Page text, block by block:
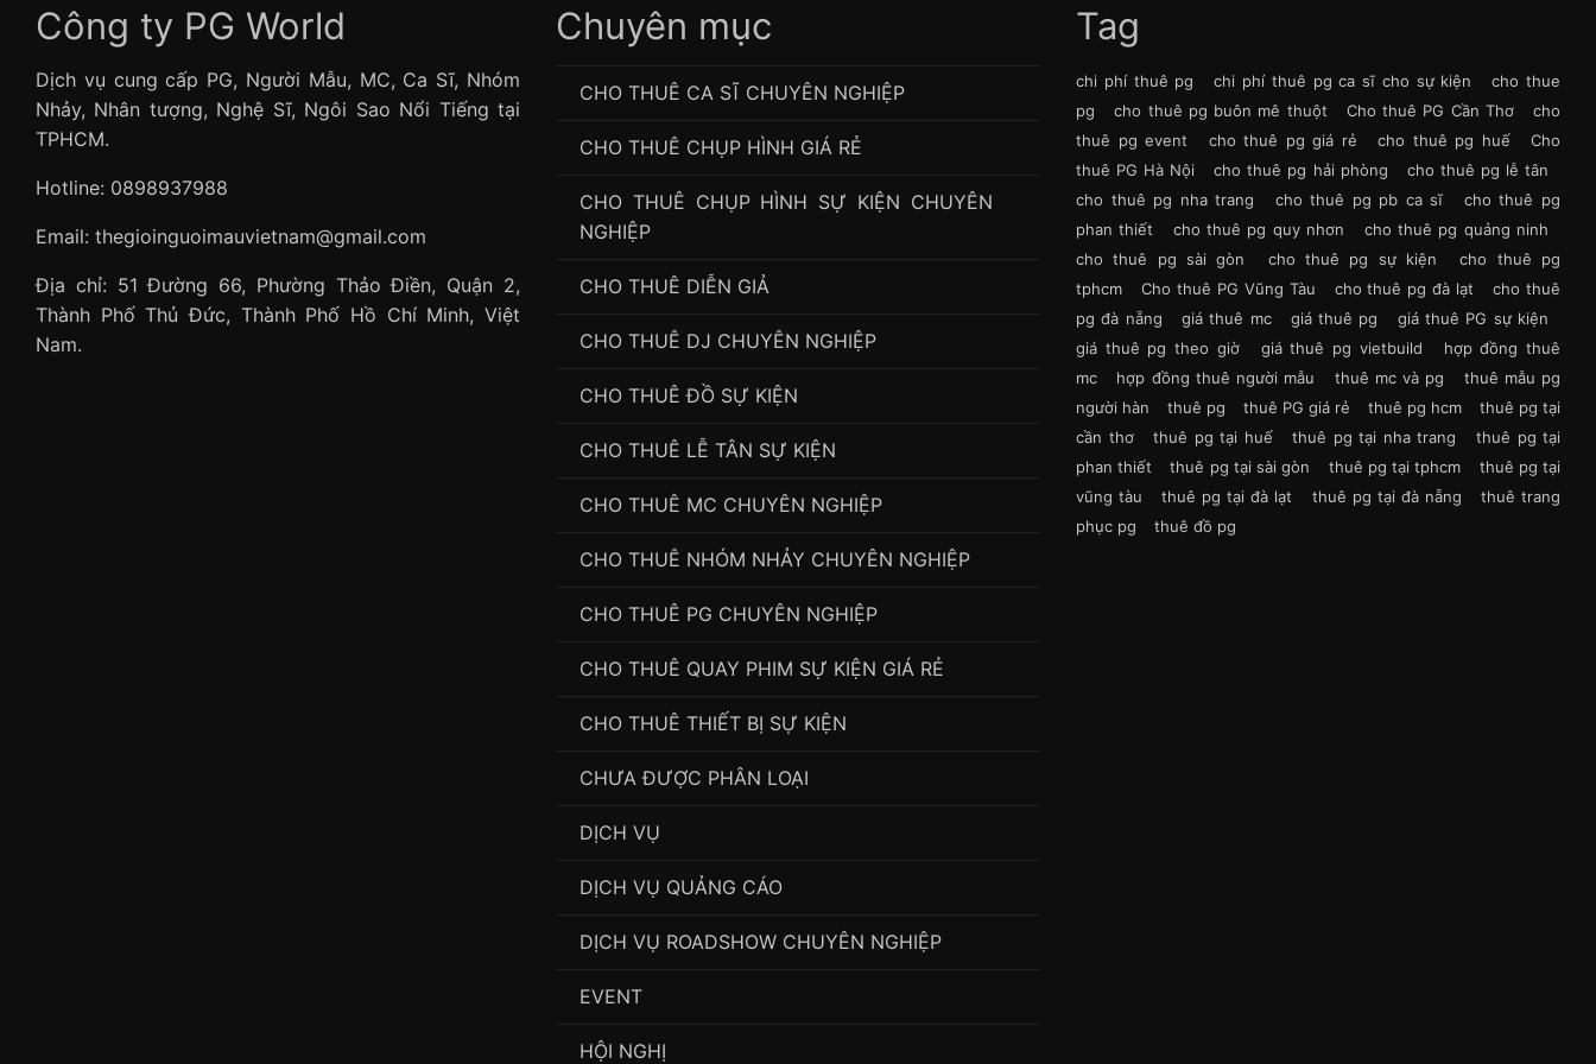
Công ty PG World
Dịch vụ cung cấp PG, Người Mẫu, MC, Ca Sĩ, Nhóm
Nhảy, Nhân tượng, Nghệ Sĩ, Ngôi Sao Nổi Tiếng tại
TPHCM.
Hotline: 0898937988
Email: thegioinguoimauvietnam@gmail.com
Địa chỉ: 51 Đường 66, Phường Thảo Điền, Quận 2,
Thành Phố Thủ Đức, Thành Phố Hồ Chí Minh, Việt
Nam.
Chuyên mục
CHO THUÊ CA SĨ CHUYÊN NGHIỆP
CHO THUÊ CHỤP HÌNH GIÁ RẺ
CHO THUÊ CHỤP HÌNH SỰ KIỆN CHUYÊN
NGHIỆP
CHO THUÊ DIỄN GIẢ
CHO THUÊ DJ CHUYÊN NGHIỆP
CHO THUÊ ĐỒ SỰ KIỆN
CHO THUÊ LỄ TÂN SỰ KIỆN
CHO THUÊ MC CHUYÊN NGHIỆP
CHO THUÊ NHÓM NHẢY CHUYÊN NGHIỆP
CHO THUÊ PG CHUYÊN NGHIỆP
CHO THUÊ QUAY PHIM SỰ KIỆN GIÁ RẺ
CHO THUÊ THIẾT BỊ SỰ KIỆN
CHƯA ĐƯỢC PHÂN LOẠI
DỊCH VỤ
DỊCH VỤ QUẢNG CÁO
DỊCH VỤ ROADSHOW CHUYÊN NGHIỆP
EVENT
HỘI NGHỊ
Tag
chi phí thuê pg chi phí thuê pg ca sĩ cho sự kiện
cho thue
pg
cho thuê pg buôn mê thuột Cho thuê PG Cần Thơ
cho
thuê pg event
cho thuê pg giá rẻ cho thuê pg huế
Cho
thuê PG Hà Nội
cho thuê pg hải phòng
cho thuê pg lễ tân
cho thuê pg nha trang
cho thuê pg pb ca sĩ
cho thuê pg
phan thiết
cho thuê pg quy nhơn
cho thuê pg quảng ninh
cho thuê pg sài gòn
cho thuê pg sự kiện
cho thuê pg
tphcm
Cho thuê PG Vũng Tàu cho thuê pg đà lạt
cho thuê
pg đà nẵng
giá thuê mc giá thuê pg
giá thuê PG sự kiện
giá thuê pg theo giờ
giá thuê pg vietbuild
hợp đồng thuê
mc
hợp đồng thuê người mẫu thuê mc và pg
thuê mẫu pg
người hàn
thuê pg thuê PG giá rẻ thuê pg hcm
thuê pg tại
cần thơ
thuê pg tại huế thuê pg tại nha trang
thuê pg tại
phan thiết
thuê pg tại sài gòn thuê pg tại tphcm
thuê pg tại
vũng tàu
thuê pg tại đà lạt thuê pg tại đà nẵng
thuê trang
phục pg
thuê đồ pg